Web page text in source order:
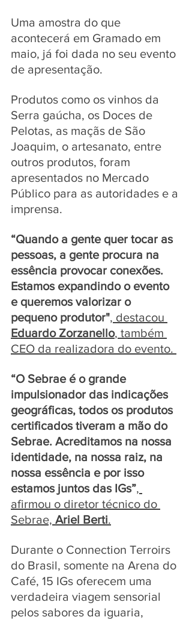
Uma amostra do que
acontecerá em Gramado em
maio, já foi dada no seu evento
de apresentação.
Produtos como os vinhos da
Serra gaúcha, os Doces de
Pelotas, as maçãs de São
Joaquim, o artesanato, entre
outros produtos, foram
apresentados no Mercado
Público para as autoridades e a
imprensa.
“Quando a gente quer tocar as
pessoas, a gente procura na
essência provocar conexões.
Estamos expandindo o evento
e queremos valorizar o
pequeno produtor", destacou
Eduardo Zorzanello, também
CEO da realizadora do evento.
“O Sebrae é o grande
impulsionador das indicações
geográficas, todos os produtos
certificados tiveram a mão do
Sebrae. Acreditamos na nossa
identidade, na nossa raiz, na
nossa essência e por isso
estamos juntos das IGs”,
afirmou o diretor técnico do
Sebrae, Ariel Berti.
Durante o Connection Terroirs
do Brasil, somente na Arena do
Café, 15 IGs oferecem uma
verdadeira viagem sensorial
pelos sabores da iguaria,